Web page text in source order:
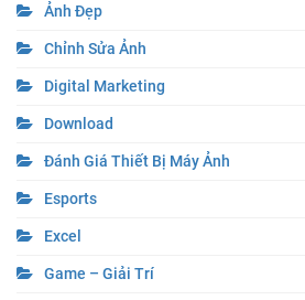
Ảnh Đẹp
Chỉnh Sửa Ảnh
Digital Marketing
Download
Đánh Giá Thiết Bị Máy Ảnh
Esports
Excel
Game – Giải Trí